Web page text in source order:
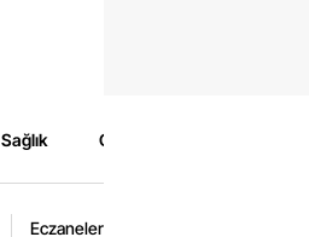
Sağlık Çevre
Eczaneler